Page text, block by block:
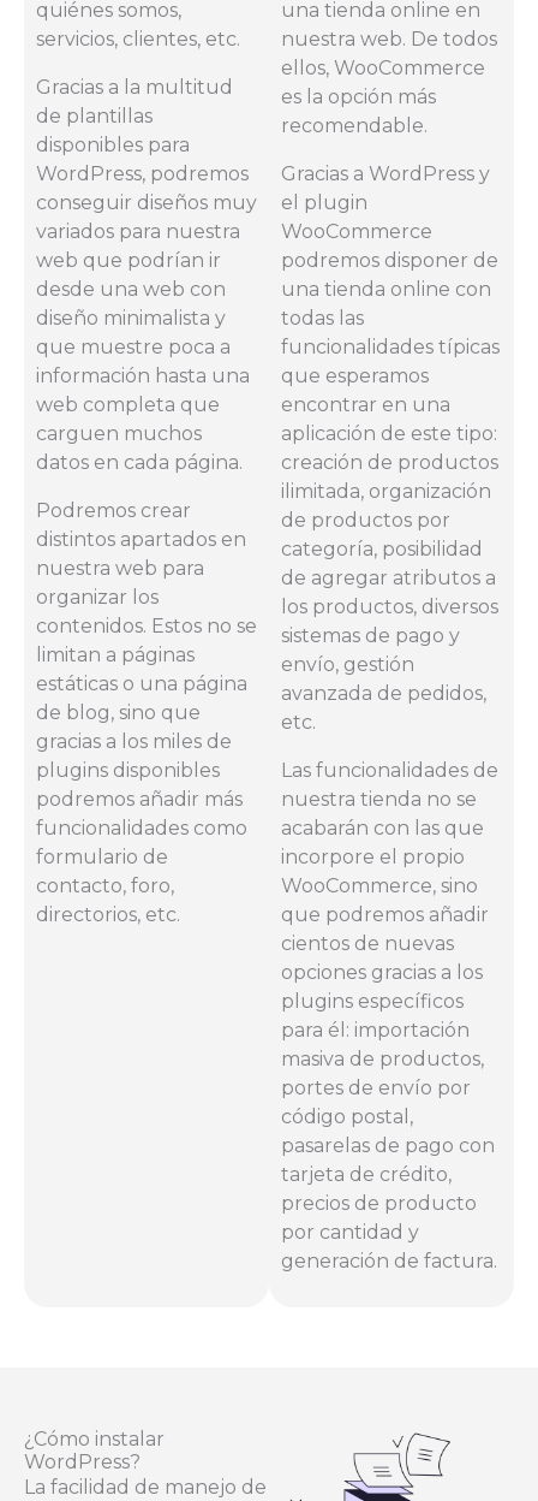
quiénes somos,
servicios, clientes, etc.
Gracias a la multitud
de plantillas
disponibles para
WordPress, podremos
conseguir diseños muy
variados para nuestra
web que podrían ir
desde una web con
diseño minimalista y
que muestre poca a
información hasta una
web completa que
carguen muchos
datos en cada página.
Podremos crear
distintos apartados en
nuestra web para
organizar los
contenidos. Estos no se
limitan a páginas
estáticas o una página
de blog, sino que
gracias a los miles de
plugins disponibles
podremos añadir más
funcionalidades como
formulario de
contacto, foro,
directorios, etc.
una tienda online en
nuestra web. De todos
ellos, WooCommerce
es la opción más
recomendable.
Gracias a WordPress y
el plugin
WooCommerce
podremos disponer de
una tienda online con
todas las
funcionalidades típicas
que esperamos
encontrar en una
aplicación de este tipo:
creación de productos
ilimitada, organización
de productos por
categoría, posibilidad
de agregar atributos a
los productos, diversos
sistemas de pago y
envío, gestión
avanzada de pedidos,
etc.
Las funcionalidades de
nuestra tienda no se
acabarán con las que
incorpore el propio
WooCommerce, sino
que podremos añadir
cientos de nuevas
opciones gracias a los
plugins específicos
para él: importación
masiva de productos,
portes de envío por
código postal,
pasarelas de pago con
tarjeta de crédito,
precios de producto
por cantidad y
generación de factura.
¿Cómo instalar
WordPress?
La facilidad de manejo de